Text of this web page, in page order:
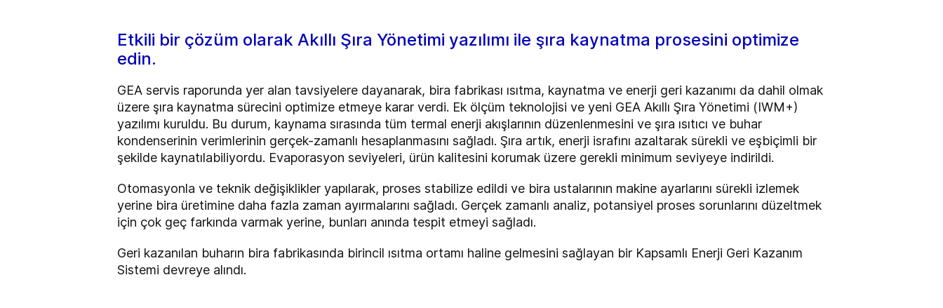
Etkili bir çözüm olarak Akıllı Şıra Yönetimi yazılımı ile şıra kaynatma prosesini optimize
edin.
GEA servis raporunda yer alan tavsiyelere dayanarak, bira fabrikası ısıtma, kaynatma ve enerji geri kazanımı da dahil olmak
üzere şıra kaynatma sürecini optimize etmeye karar verdi. Ek ölçüm teknolojisi ve yeni GEA Akıllı Şıra Yönetimi (IWM+)
yazılımı kuruldu. Bu durum, kaynama sırasında tüm termal enerji akışlarının düzenlenmesini ve şıra ısıtıcı ve buhar
kondenserinin verimlerinin gerçek-zamanlı hesaplanmasını sağladı. Şıra artık, enerji israfını azaltarak sürekli ve eşbiçimli bir
şekilde kaynatılabiliyordu. Evaporasyon seviyeleri, ürün kalitesini korumak üzere gerekli minimum seviyeye indirildi.
Otomasyonla ve teknik değişiklikler yapılarak, proses stabilize edildi ve bira ustalarının makine ayarlarını sürekli izlemek
yerine bira üretimine daha fazla zaman ayırmalarını sağladı. Gerçek zamanlı analiz, potansiyel proses sorunlarını düzeltmek
için çok geç farkında varmak yerine, bunları anında tespit etmeyi sağladı.
Geri kazanılan buharın bira fabrikasında birincil ısıtma ortamı haline gelmesini sağlayan bir Kapsamlı Enerji Geri Kazanım
Sistemi devreye alındı.